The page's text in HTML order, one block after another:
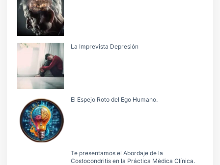
La Imprevista Depresión
El Espejo Roto del Ego Humano.
Te presentamos el Abordaje de la
Costocondritis en la Práctica Mèdica Clínica.